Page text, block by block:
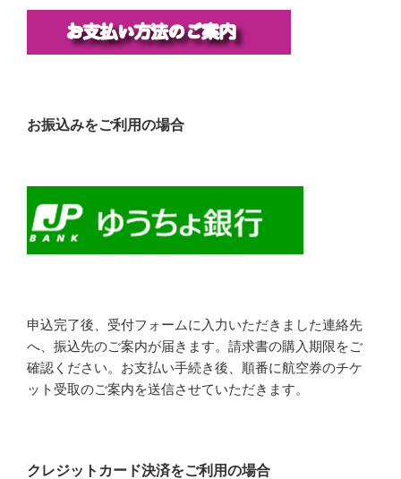
お振込みをご利用の場合
申込完了後、受付フォームに入力いただきました連絡先
へ、振込先のご案内が届きます。請求書の購入期限をご
確認ください。お支払い手続き後、順番に航空券のチケ
ット受取のご案内を送信させていただきます。
クレジットカード決済をご利用の場合